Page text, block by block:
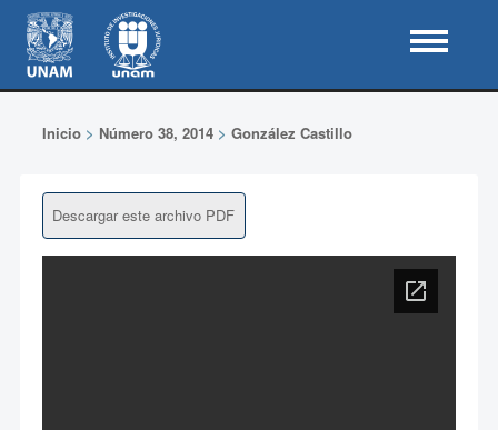
Inicio> Número 38, 2014> González Castillo
Descargar este archivo PDF